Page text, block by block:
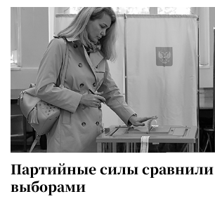
Партийные силы сравнили
выборами